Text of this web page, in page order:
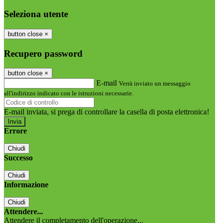
Seleziona utente
button close ×
Recupero password
button close ×
E-mail Verrà inviato un messaggio
all'indirizzo indicato con le istruzioni necessarie.
E-mail inviata, si prega di controllare la casella di posta elettronica!
Errore
Chiudi
Successo
Chiudi
Informazione
Chiudi
Attendere...
Attendere il completamento dell'operazione...